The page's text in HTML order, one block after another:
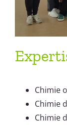
Chimie
Chimie
Chimie